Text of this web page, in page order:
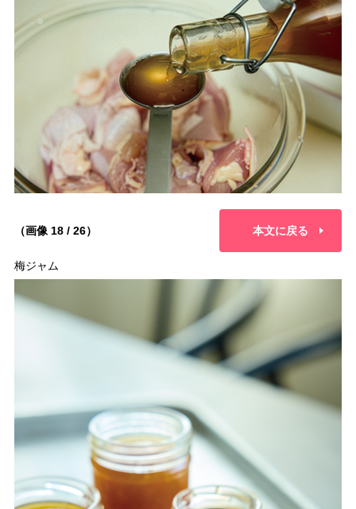
（画像 18 / 26） 本文に戻る
梅ジャム